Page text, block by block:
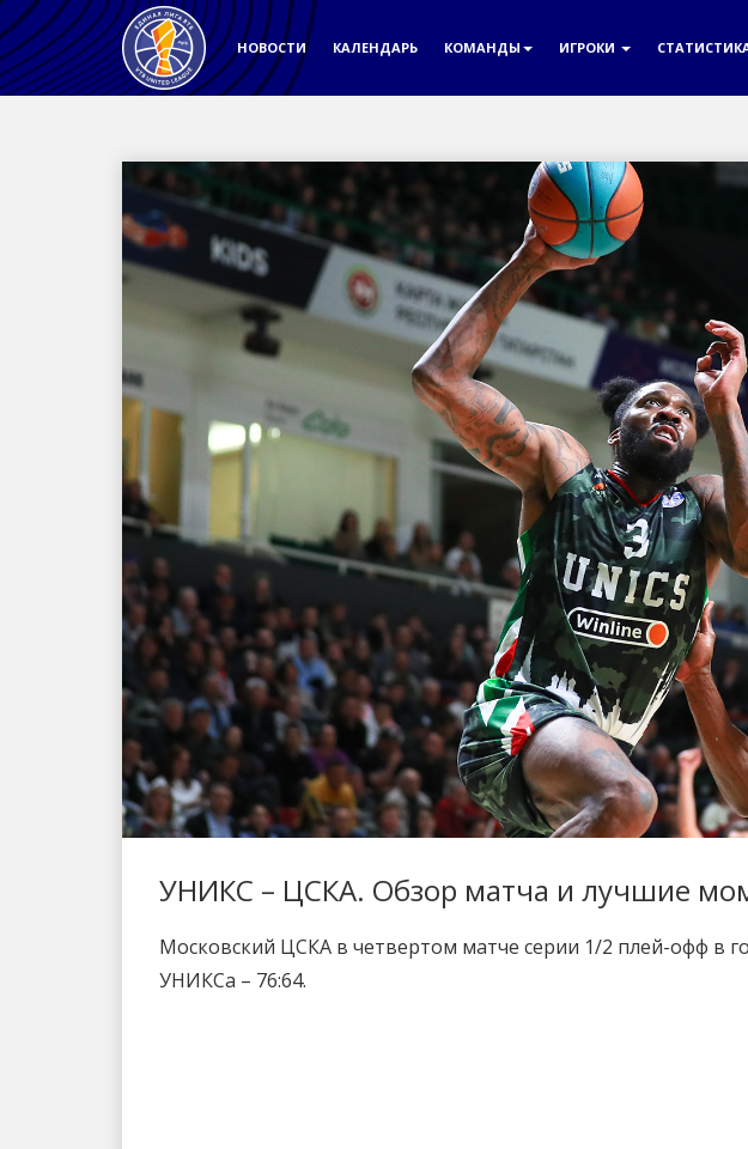
НОВОСТИ КАЛЕНДАРЬ КОМАНДЫ ИГРОКИ
УНИКС – ЦСКА. Обзор матча и лучшие
Московский ЦСКА в четвертом матче серии 1/2 плей-офф в
УНИКСа – 76:64.